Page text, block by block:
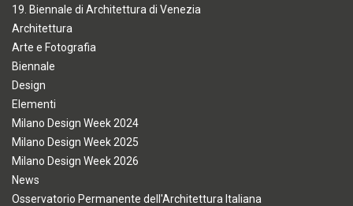
19. Biennale di Architettura di Venezia
Architettura
Arte e Fotografia
Biennale
Design
Elementi
Milano Design Week 2024
Milano Design Week 2025
Milano Design Week 2026
News
Osservatorio Permanente dell'Architettura Italiana